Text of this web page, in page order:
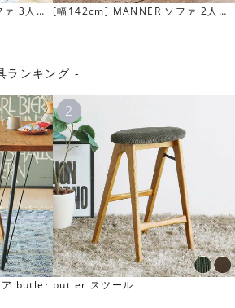
き
、奥行きが約82cmあります。大人3
ることができる幅と奥行きです。成
3人掛
[幅142cm] MANNER ソファ 2人掛
ランキング -
ア butler butler スツール